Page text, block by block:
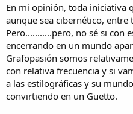
En mi opinión, toda iniciativa
aunque sea cibernético, entre
Pero...........pero, no sé si con
encerrando en un mundo
Grafopasión somos
con relativa frecuencia y si
a las estilográficas y su
convirtiendo en un Guetto.